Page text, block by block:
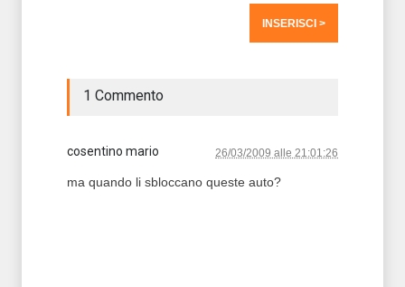
1 Commento
cosentino mario 26/03/2009 alle 21:01:26
ma quando li sbloccano queste auto?